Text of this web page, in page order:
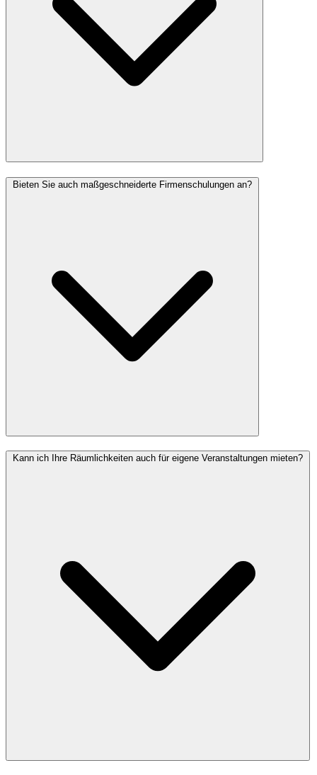
Bieten Sie auch maßgeschneiderte Firmenschulungen an?
Kann ich Ihre Räumlichkeiten auch für eigene Veranstaltungen mieten?